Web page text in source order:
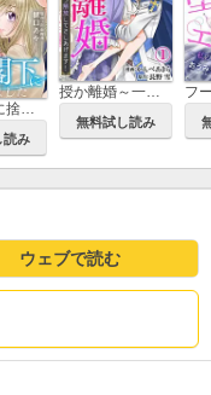
暴君な姉に捨てられたら、公爵閣下に拾われました
読み
授か離婚～一刻も早く身籠って、私から解放してさしあげます！
無料試し読み
ウェブで読む